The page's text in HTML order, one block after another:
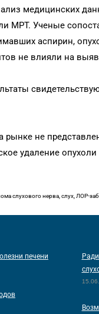
медицинских
МРТ. Ученые
аспирин,
не влияли на
не
удаление
слухового нерва, слух, ЛОР-
печени